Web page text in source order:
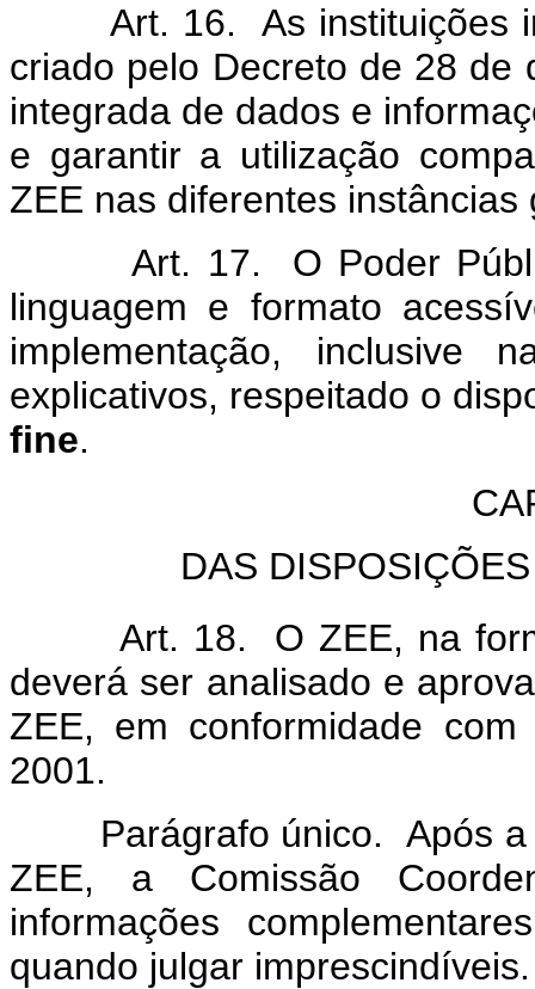
Art. 16. As instituições
criado pelo Decreto de 28 de
integrada de dados e
e garantir a utilização
ZEE nas diferentes instâncias
Art. 17. O Poder Público
linguagem e formato
implementação, inclusive
explicativos, respeitado o
fine.
DAS
Art. 18. O ZEE, na
deverá ser analisado e
ZEE, em conformidade
2001.
Parágrafo único. Após a
ZEE, a Comissão
informações
quando julgar imprescindíveis.